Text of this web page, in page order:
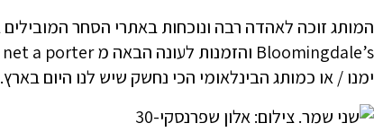
ימנו / או כמותג הבינלאומי הכי נחשק שיש לנו היום בארץ.